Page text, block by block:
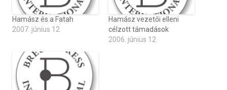
Hamász és a Fatah
2007. június 12
Hamász vezetői elleni
célzott támadások
2006. június 12